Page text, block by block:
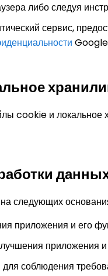
либо следуя
сервис,
cookie и локальное
следующих
приложения и его
приложения
соблюдения